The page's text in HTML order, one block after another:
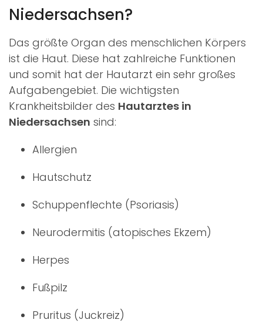
Niedersachsen?
Das größte Organ des menschlichen Körpers
ist die Haut. Diese hat zahlreiche Funktionen
und somit hat der Hautarzt ein sehr großes
Aufgabengebiet. Die wichtigsten
Krankheitsbilder des Hautarztes in
Niedersachsen sind:
Allergien
Hautschutz
Schuppenflechte (Psoriasis)
Neurodermitis (atopisches Ekzem)
Herpes
Fußpilz
Pruritus (Juckreiz)